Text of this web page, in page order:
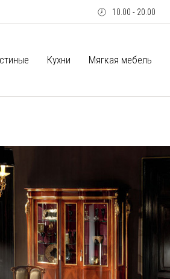
10.00 - 20.00
Кухни Мягкая мебель